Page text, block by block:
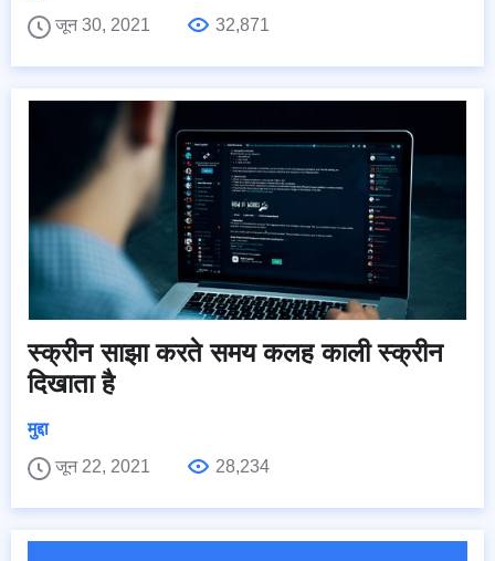
जून 30, 2021
32,871
स्क्रीन साझा करते समय कलह काली स्क्रीन
दिखाता है
मुद्दा
जून 22, 2021
28,234